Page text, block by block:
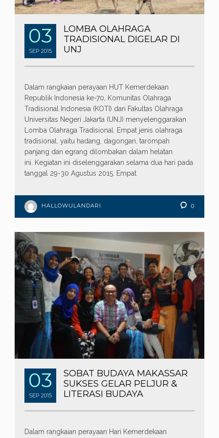
03
SEP 2015
LOMBA OLAHRAGA
TRADISIONAL DIGELAR DI
UNJ
Dalam rangkaian perayaan HUT Kemerdekaan
Republik Indonesia ke-70, Komunitas Olahraga
Tradisional Indonesia (KOTI) dari Fakultas Olahraga
Universitas Negeri Jakarta (UNJ) menyelenggarakan
Lomba Olahraga Tradisional. Empat jenis olahraga
tradisional, yaitu hadang, dagongan, tarompah
panjang dan egrang dilombakan dalam helatan
ini. Kegiatan ini diselenggarakan selama dua hari pada
tanggal 29-30 Agustus 2015. Empat
HALLOWULANDARI 0
03
SEP 2015
SOBAT BUDAYA MAKASSAR
SUKSES GELAR PELJUR &
LITERASI BUDAYA
Dalam rangkaian perayaan Hari Kemerdekaan